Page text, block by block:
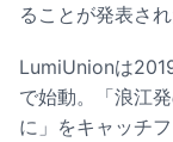
ることが発表され
LumiUnionは
で始動。「浪江
に」をキャッチ